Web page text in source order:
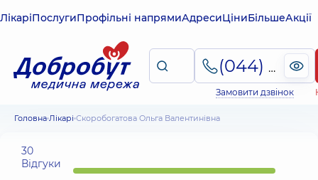
ЛікаріПослугиПрофільні напрямиАдресиЦіниБільшеАкції
(044) 495-2-888
Замовити дзвінок
Головна Лікарі Скоробогатова Ольга Валентинівна
30
Відгуки